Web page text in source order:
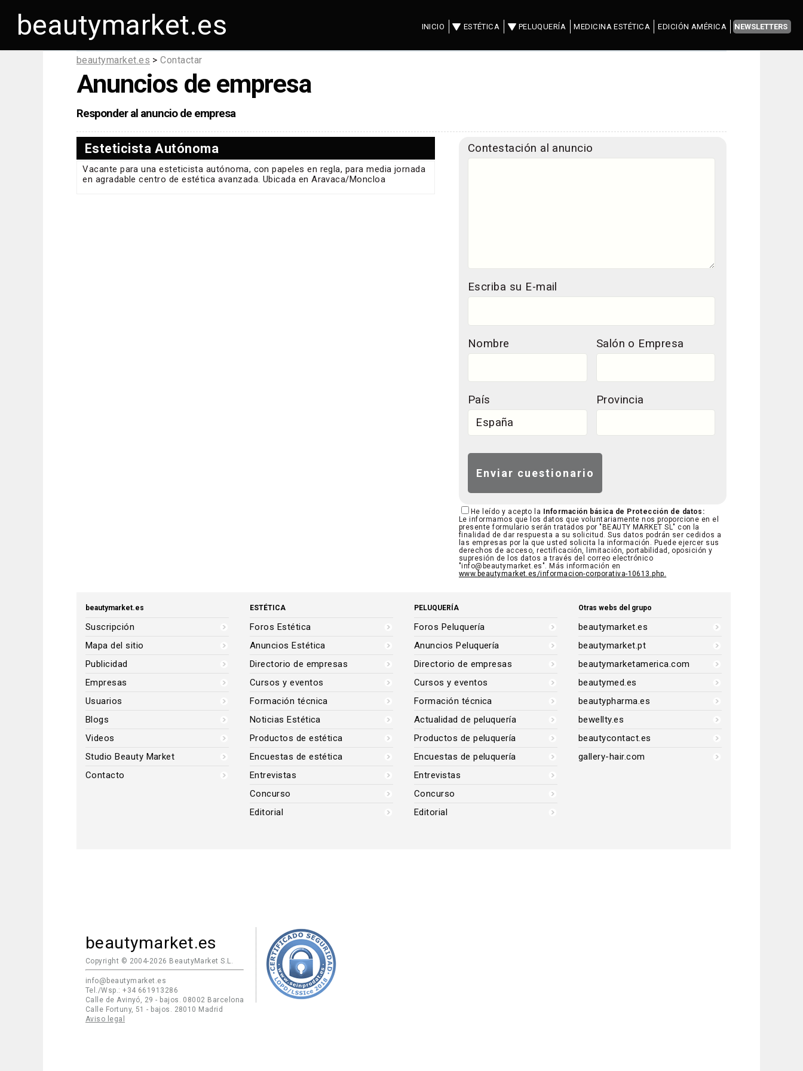
beautymarket.es INICIO ESTÉTICA PELUQUERÍA MEDICINA ESTÉTICA EDICIÓN AMÉRICA NEWSLETTERS
beautymarket.es >Contactar
Anuncios de empresa
Responder al anuncio de empresa
Esteticista Autónoma
Vacante para una esteticista autónoma, con papeles en regla, para media jornada
en agradable centro de estética avanzada. Ubicada en Aravaca/Moncloa
Contestación al anuncio
Escriba su E-mail
Nombre Salón o Empresa
País Provincia
He leído y acepto la Información básica de Protección de datos:
Le informamos que los datos que voluntariamente nos proporcione en el
presente formulario serán tratados por "BEAUTY MARKET SL" con la
finalidad de dar respuesta a su solicitud. Sus datos podrán ser cedidos a
las empresas por la que usted solicita la información. Puede ejercer sus
derechos de acceso, rectificación, limitación, portabilidad, oposición y
supresión de los datos a través del correo electrónico
"info@beautymarket.es". Más información en
www.beautymarket.es/informacion-corporativa-10613.php.
beautymarket.es
Suscripción
Mapa del sitio
Publicidad
Empresas
Usuarios
Blogs
Videos
Studio Beauty Market
Contacto
ESTÉTICA
Foros Estética
Anuncios Estética
Directorio de empresas
Cursos y eventos
Formación técnica
Noticias Estética
Productos de estética
Encuestas de estética
Entrevistas
Concurso
Editorial
PELUQUERÍA
Foros Peluquería
Anuncios Peluquería
Directorio de empresas
Cursos y eventos
Formación técnica
Actualidad de peluquería
Productos de peluquería
Encuestas de peluquería
Entrevistas
Concurso
Editorial
Otras webs del grupo
beautymarket.es
beautymarket.pt
beautymarketamerica.com
beautymed.es
beautypharma.es
bewellty.es
beautycontact.es
gallery-hair.com
beautymarket.es
Copyright © 2004-2026 BeautyMarket S.L.
info@beautymarket.es
Tel./Wsp.: +34 661913286
Calle de Avinyó, 29 - bajos. 08002 Barcelona
Calle Fortuny, 51 - bajos. 28010 Madrid
Aviso legal